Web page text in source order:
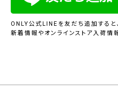
ONLY公式LINEを友だち追加すると、
新着情報やオンラインストア入荷情